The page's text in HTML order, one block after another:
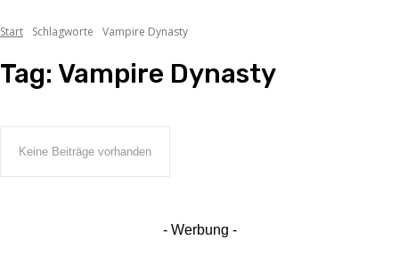
Start Schlagworte Vampire Dynasty
Tag: Vampire Dynasty
Keine Beiträge vorhanden
- Werbung -